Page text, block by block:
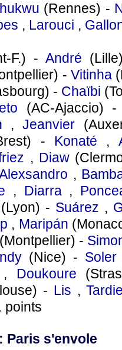
(Rennes) -
, Larouci ,
F.) - André
- Vitinha
- Chaïbi
(AC-Ajaccio)
,Jeanvier
- Konaté ,
, Diaw
,
, Diarra,
- Suárez ,
, Maripán
(Montpellier) -
(Nice) - Soler
, Doukoure
- Lis ,
points
Paris s'envole